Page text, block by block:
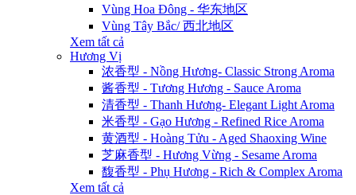
Vùng Hoa Đông - 华东地区
Vùng Tây Bắc/ 西北地区
Xem tất cả
Hương Vị
浓香型 - Nồng Hương- Classic Strong Aroma
酱香型 - Tương Hương - Sauce Aroma
清香型 - Thanh Hương- Elegant Light Aroma
米香型 - Gạo Hương - Refined Rice Aroma
黄酒型 - Hoàng Tửu - Aged Shaoxing Wine
芝麻香型 - Hương Vừng - Sesame Aroma
馥香型 - Phụ Hương - Rich & Complex Aroma
Xem tất cả